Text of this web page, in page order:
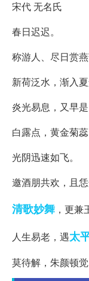
宋代 无名氏
春日迟迟。
称游人、尽日赏燕
新荷泛水，渐入夏
炎光易息，又早是
白露点，黄金菊
光阴迅速如飞。
邀酒朋共欢，且恁
清歌妙舞 ，更兼
人生易老，遇太
莫待解，朱颜顿